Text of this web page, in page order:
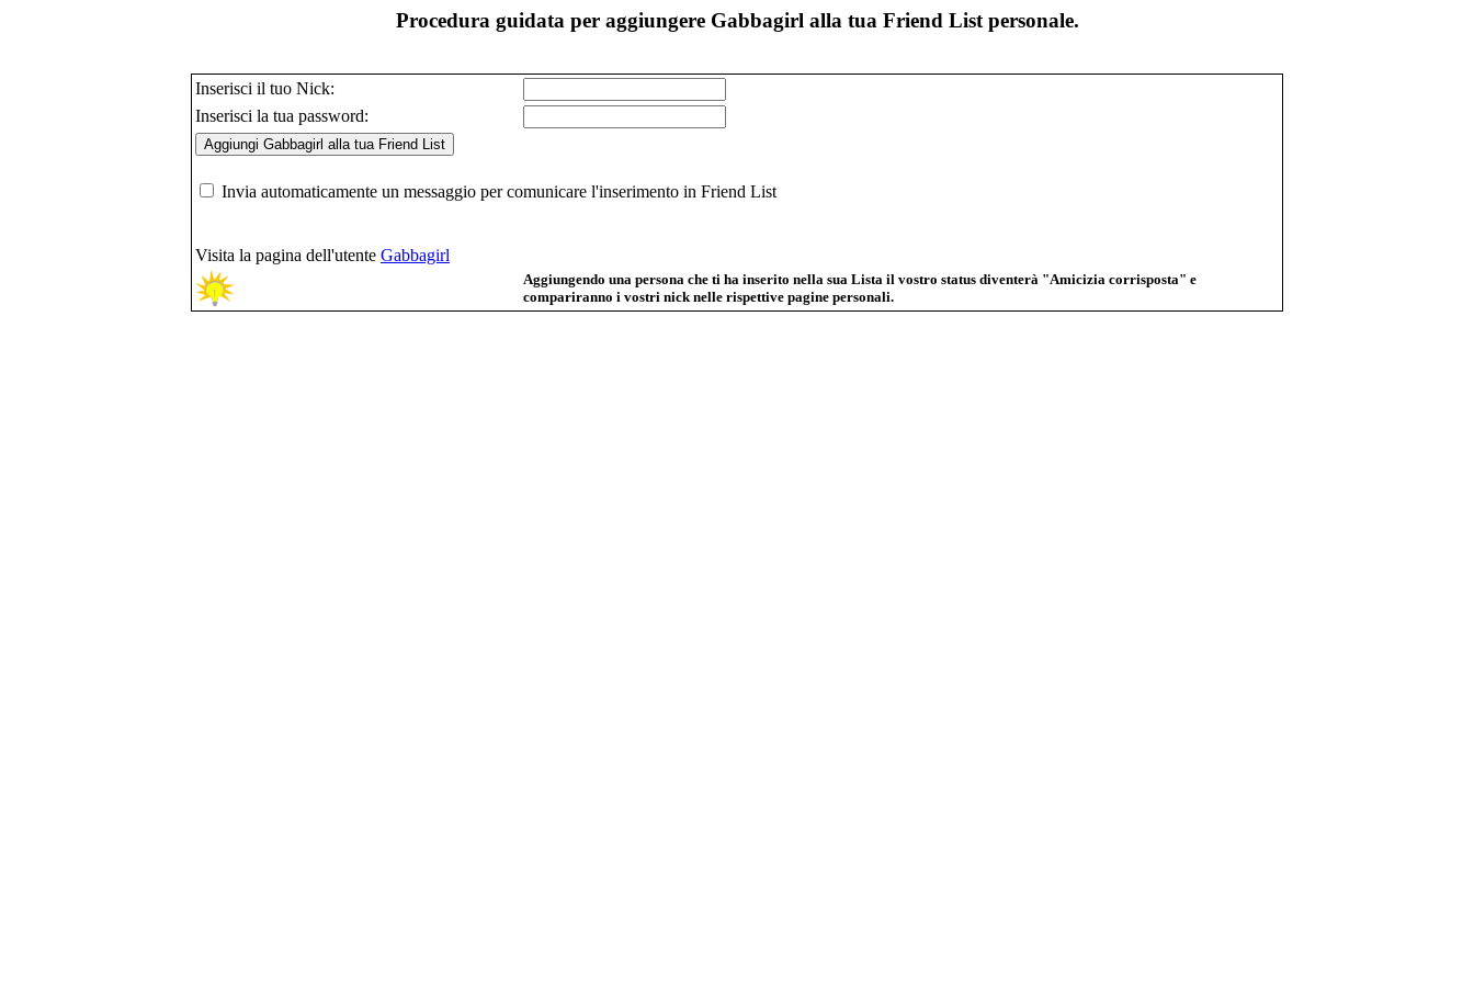
Procedura guidata per aggiungere Gabbagirl alla tua Friend List personale.
Inserisci il tuo Nick:
Inserisci la tua password:
Invia automaticamente un messaggio per comunicare l'inserimento in Friend List
Visita la pagina dell'utente Gabbagirl
Aggiungendo una persona che ti ha inserito nella sua Lista il vostro status diventerà "Amicizia corrisposta" e
compariranno i vostri nick nelle rispettive pagine personali.